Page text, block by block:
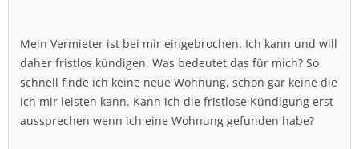
Mein Vermieter ist bei mir eingebrochen. Ich kann und will
daher fristlos kündigen. Was bedeutet das für mich? So
schnell finde ich keine neue Wohnung, schon gar keine die
ich mir leisten kann. Kann ich die fristlose Kündigung erst
aussprechen wenn ich eine Wohnung gefunden habe?